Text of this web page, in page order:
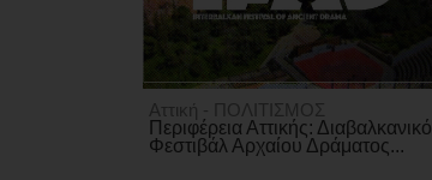
Αττική - ΠΟΛΙΤΙΣΜΟΣ
Περιφέρεια Αττικής: Διαβαλκανικό
Φεστιβάλ Αρχαίου Δράματος...